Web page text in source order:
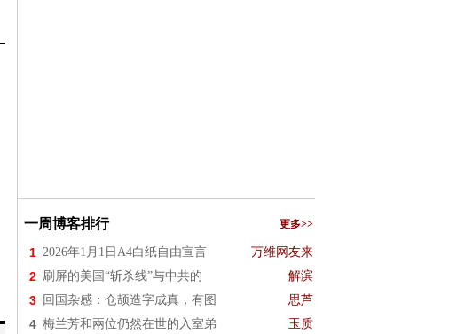
一周博客排行 更多>>
1 2026年1月1日A4白纸自由宣言 万维网友来
2 刷屏的美国“斩杀线”与中共的 解滨
3 回国杂感：仓颉造字成真，有图 思芦
4 梅兰芳和兩位仍然在世的入室弟 玉质